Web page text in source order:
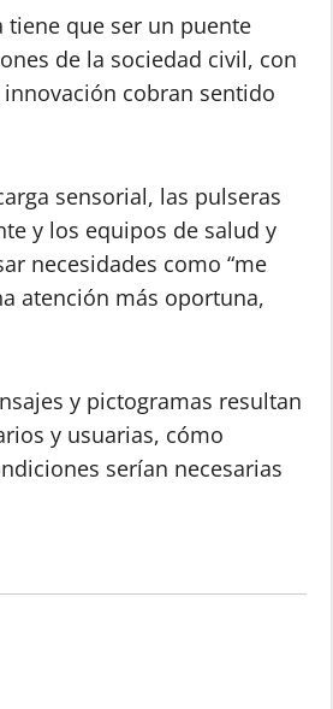
tiene que ser un puente
de la sociedad civil, con
cobran sentido
sensorial, las pulseras
y los equipos de salud y
necesidades como “me
atención más oportuna,
y pictogramas resultan
y usuarias, cómo
serían necesarias